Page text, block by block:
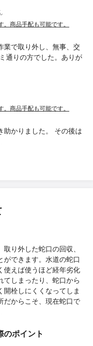
商品手配も可能です。
業で取り外し、無事、交
通りの方でした。ありが
商品手配も可能です。
助かりました。 その後は
り外した蛇口の回収、
できます。水道の蛇口
使えば使うほど経年劣化
てしまったり、蛇口から
栓しにくくなってしま
だからこそ、現在蛇口で
のポイント